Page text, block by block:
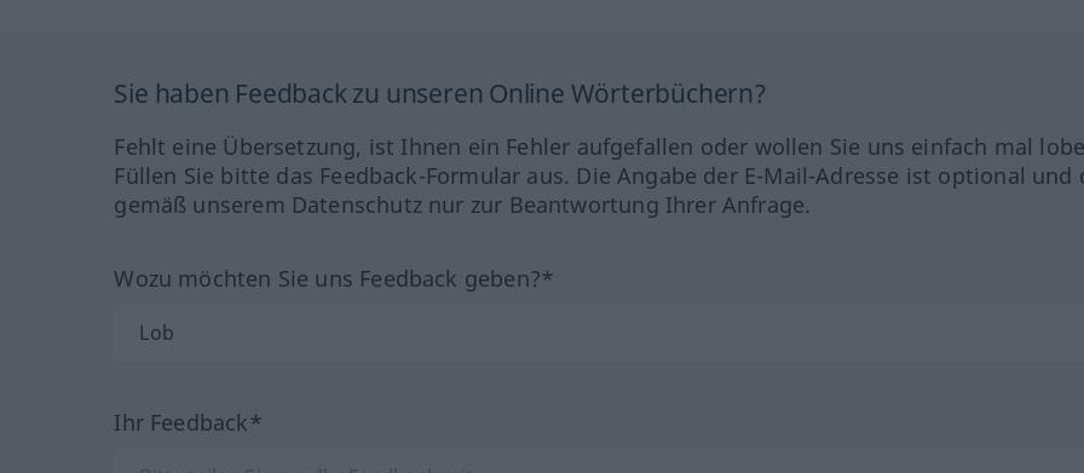
Sie haben Feedback zu unseren Online Wörterbüchern?
Fehlt eine Übersetzung, ist Ihnen ein Fehler aufgefallen oder wollen Sie uns einfach mal
Füllen Sie bitte das Feedback-Formular aus. Die Angabe der E-Mail-Adresse ist optional und
gemäß unserem Datenschutz nur zur Beantwortung Ihrer Anfrage.
Wozu möchten Sie uns Feedback geben?*
Ihr Feedback*